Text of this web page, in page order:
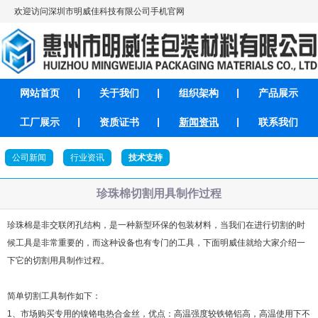
欢迎访问深圳市明威佳科技有限公司手机官网
网站首页 关于我们 组织架构 产品展示
工厂展示 资质证书 新闻资讯 联系我们
公司新闻 行业资讯 技术支持
珍珠棉切割用具制作过程
珍珠棉是非交联闭孔结构，是一种新型环保的包装材料，当我们在进行切割的时
候工具是非常重要的，而这种设备也有专门的工具，下面明威佳就给大家介绍一
下它的切割用具制作过程。
简单切割工具制作如下：
1、市场购买专用的镍铬电热合金丝，优点：高温强度较铁铬铝高，高温使用下不